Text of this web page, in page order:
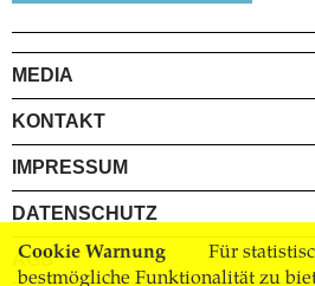
Cookie Warnung
Für
bestmögliche Funktionalität zu
MEDIA
KONTAKT
IMPRESSUM
DATENSCHUTZ
AGB